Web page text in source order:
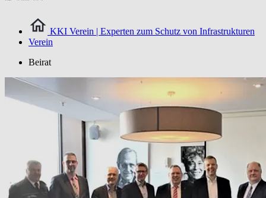
KKI Verein | Experten zum Schutz von Infrastrukturen
Verein
Beirat